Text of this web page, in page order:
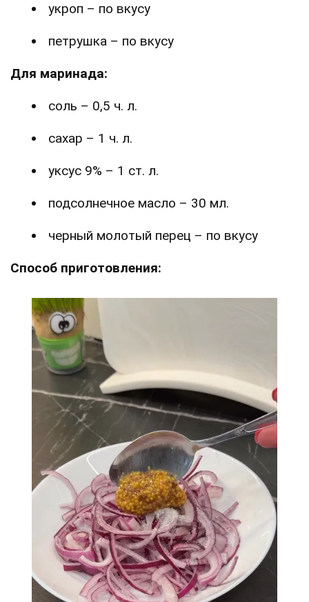
укроп – по вкусу
петрушка – по вкусу
Для маринада:
соль – 0,5 ч. л.
сахар – 1 ч. л.
уксус 9% – 1 ст. л.
подсолнечное масло – 30 мл.
черный молотый перец – по вкусу
Способ приготовления: